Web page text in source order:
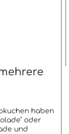
haben
oder
und